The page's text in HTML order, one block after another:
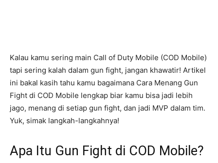
Kalau kamu sering main Call of Duty Mobile (COD Mobile)
tapi sering kalah dalam gun fight, jangan khawatir! Artikel
ini bakal kasih tahu kamu bagaimana Cara Menang Gun
Fight di COD Mobile lengkap biar kamu bisa jadi lebih
jago, menang di setiap gun fight, dan jadi MVP dalam tim.
Yuk, simak langkah-langkahnya!
Apa Itu Gun Fight di COD Mobile?